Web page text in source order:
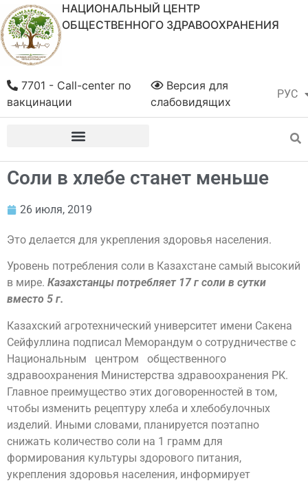
НАЦИОНАЛЬНЫЙ ЦЕНТР
ОБЩЕСТВЕННОГО ЗДРАВООХРАНЕНИЯ
РУС
ҚАЗ
Версия для
слабовидящих
7701 - Call-center по
вакцинации
Соли в хлебе станет меньше
26 июля, 2019
Это делается для укрепления здоровья населения.
Уровень потребления соли в Казахстане самый высокий
в мире. Казахстанцы потребляет 17 г соли в сутки
вместо 5 г.
Казахский агротехнический университет имени Сакена
Сейфуллина подписал Меморандум о сотрудничестве с
Национальным центром общественного
здравоохранения Министерства здравоохранения РК.
Главное преимущество этих договоренностей в том,
чтобы изменить рецептуру хлеба и хлебобулочных
изделий. Иными словами, планируется поэтапно
снижать количество соли на 1 грамм для
формирования культуры здорового питания,
укрепления здоровья населения, информирует